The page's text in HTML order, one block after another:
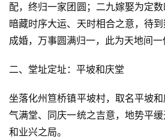
配，终归一家团圆；二九嫁娶为定数
暗藏时序大运、天时相合之意，待
成婚，万事圆满归一，此为天地间一
二、堂址定址：平坡和庆堂
坐落化州笪桥镇平坡村，取名平坡
气满堂、同庆一统之吉意，地势平
和业兴之局。